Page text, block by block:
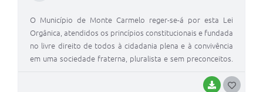
BAIXAR
O Município de Monte Carmelo reger-se-á por esta Lei
Orgânica, atendidos os princípios constitucionais e fundada
no livre direito de todos à cidadania plena e à convivência
em uma sociedade fraterna, pluralista e sem preconceitos.